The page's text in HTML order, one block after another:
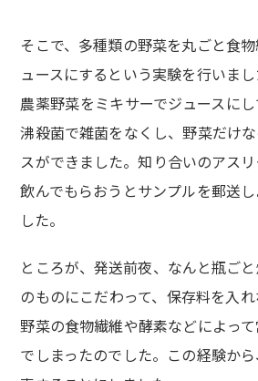
そこで、多種類の野菜を丸ごと食
ュースにするという実験を行いま
農薬野菜をミキサーでジュースに
沸殺菌で雑菌をなくし、野菜だけ
スができました。知り合いのアス
飲んでもらおうとサンプルを郵送
した。
ところが、発送前夜、なんと瓶ご
のものにこだわって、保存料を入れ
野菜の食物繊維や酵素などによっ
でしまったのでした。この経験か